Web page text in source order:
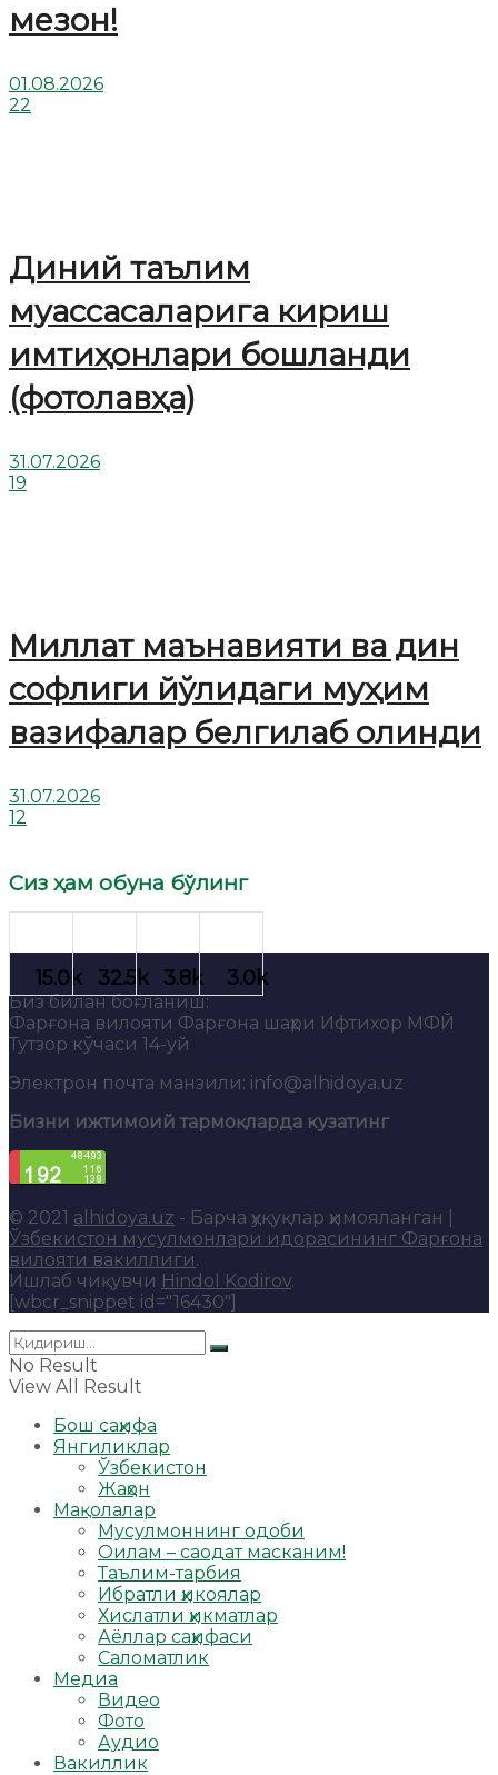
мезон!
01.08.2026
22
Диний таълим
муассасаларига кириш
имтиҳонлари бошланди
(фотолавҳа)
31.07.2026
19
Миллат маънавияти ва дин
софлиги йўлидаги муҳим
вазифалар белгилаб олинди
31.07.2026
12
Сиз ҳам обуна бўлинг
Биз билан боғланиш:
Фарғона вилояти Фарғона шаҳри Ифтихор МФЙ
Тутзор кўчаси 14-уй
Электрон почта манзили: info@alhidoya.uz
Бизни ижтимоий тармоқларда кузатинг
© 2021 alhidoya.uz - Барча ҳуқуқлар ҳимояланган |
Ўзбекистон мусулмонлари идорасининг Фарғона
вилояти вакиллиги.
Ишлаб чиқувчи Hindol Kodirov.
[wbcr_snippet id="16430"]
No Result
View All Result
Бош саҳифа
Янгиликлар
Ўзбекистон
Жаҳон
Мақолалар
Мусулмоннинг одоби
Оилам – саодат масканим!
Таълим-тарбия
Ибратли ҳикоялар
Хислатли ҳикматлар
Аёллар саҳифаси
Саломатлик
Медиа
Видео
Фото
Аудио
Вакиллик